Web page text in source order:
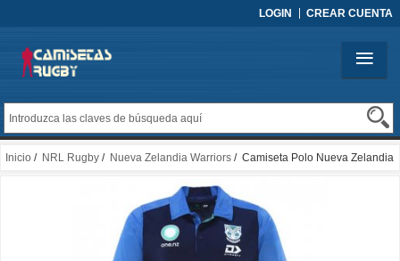
LOGIN CREAR CUENTA
Inicio / NRL Rugby / Nueva Zelandia Warriors / Camiseta Polo Nueva Zelandia